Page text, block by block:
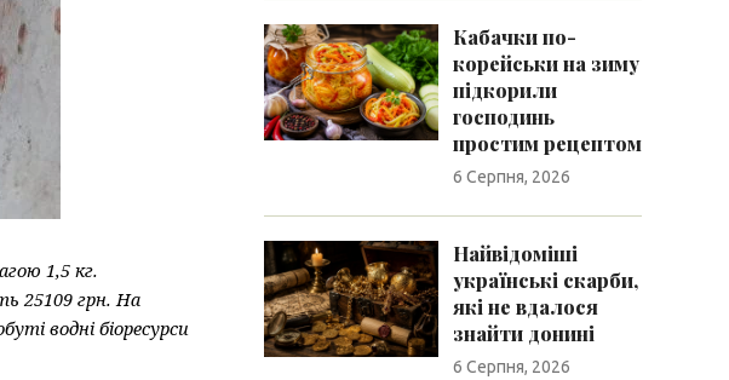
1,5 кг.
25109 грн. На
водні біоресурси
Кабачки по-
корейськи на зиму
підкорили
господинь
простим рецептом
6 Серпня, 2026
Найвідоміші
українські скарби,
які не вдалося
знайти донині
6 Серпня, 2026